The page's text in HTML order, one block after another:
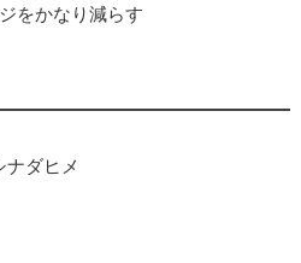
をかなり減らす
ナダヒメ